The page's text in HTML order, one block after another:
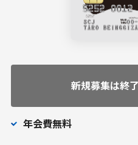
年会費無料
新規募集は終